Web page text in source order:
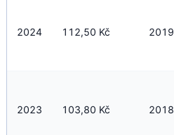
2024 112,50 Kč 2019
2023 103,80 Kč 2018